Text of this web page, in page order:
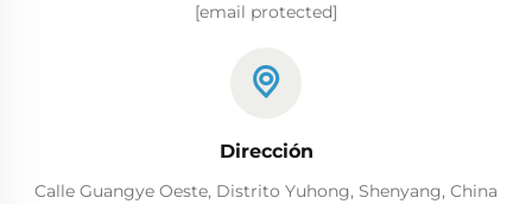
[email protected]
Dirección
Calle Guangye Oeste, Distrito Yuhong, Shenyang, China